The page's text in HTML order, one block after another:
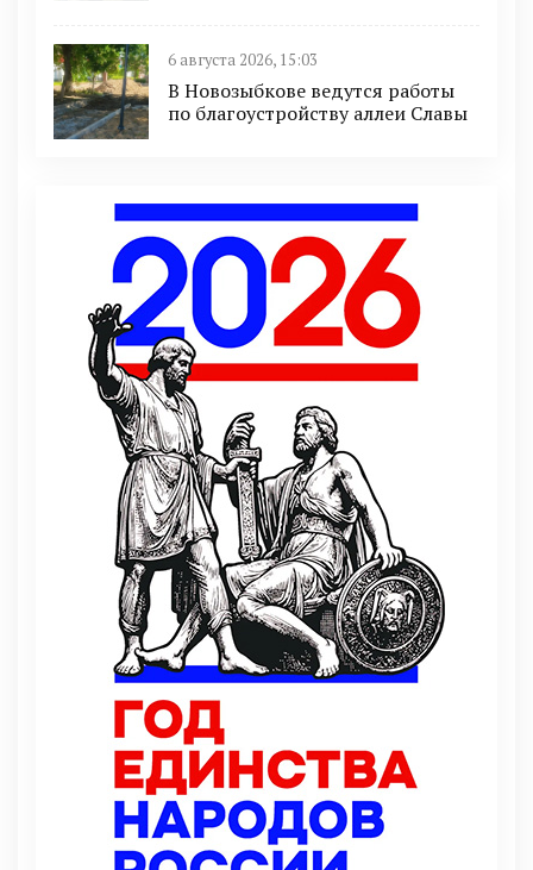
6 августа 2026, 15:03
В Новозыбкове ведутся работы
по благоустройству аллеи Славы